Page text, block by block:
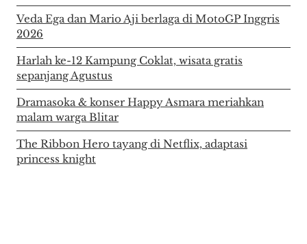
Veda Ega dan Mario Aji berlaga di MotoGP Inggris
2026
Harlah ke-12 Kampung Coklat, wisata gratis
sepanjang Agustus
Dramasoka & konser Happy Asmara meriahkan
malam warga Blitar
The Ribbon Hero tayang di Netflix, adaptasi
princess knight